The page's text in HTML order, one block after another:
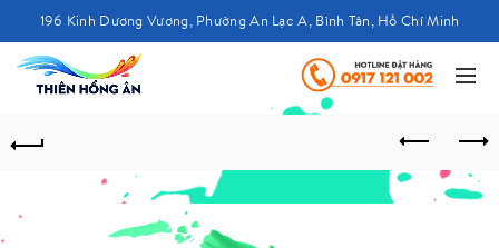
196 Kinh Dương Vương, Phường An Lạc A, Bình Tân, Hồ Chí Minh